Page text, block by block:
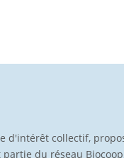
d'intérêt collectif,
partie du réseau